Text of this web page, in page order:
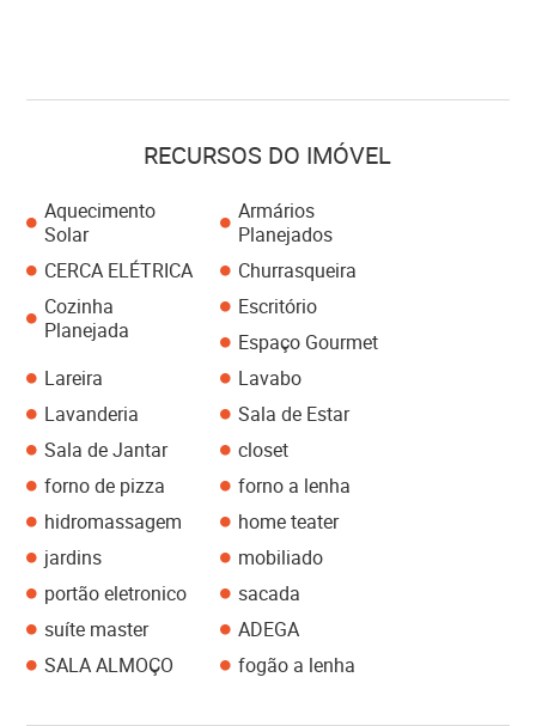
RECURSOS DO IMÓVEL
Aquecimento
Solar
Armários
Planejados
CERCA ELÉTRICA
Churrasqueira
Cozinha
Planejada
Escritório
Espaço Gourmet
Lareira
Lavabo
Lavanderia
Sala de Estar
Sala de Jantar
closet
forno de pizza
forno a lenha
hidromassagem
home teater
jardins
mobiliado
portão eletronico
sacada
suíte master
ADEGA
SALA ALMOÇO
fogão a lenha